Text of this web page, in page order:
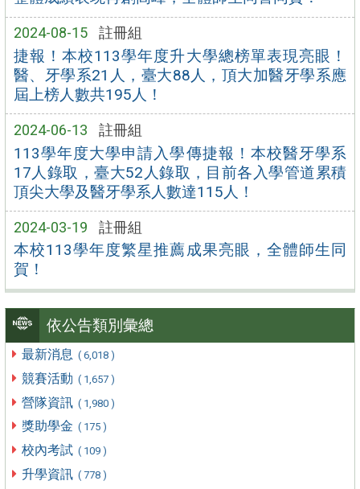
2024-08-15 註冊組
捷報！本校113學年度升大學總榜單表現亮眼！
醫、牙學系21人，臺大88人，頂大加醫牙學系應
屆上榜人數共195人！
2024-06-13 註冊組
113學年度大學申請入學傳捷報！本校醫牙學系
17人錄取，臺大52人錄取，目前各入學管道累積
頂尖大學及醫牙學系人數達115人！
2024-03-19 註冊組
本校113學年度繁星推薦成果亮眼，全體師生同
賀！
依公告類別彙總
最新消息 ( 6,018 )
競賽活動 ( 1,657 )
營隊資訊 ( 1,980 )
獎助學金 ( 175 )
校內考試 ( 109 )
升學資訊 ( 778 )